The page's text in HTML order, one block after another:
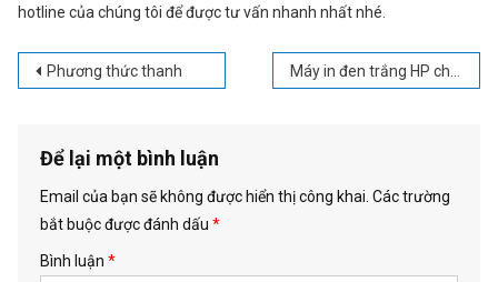
hotline của chúng tôi để được tư vấn nhanh nhất nhé.
Điều
hướng
viết
Phương thức thanh
Để lại một bình luận
Email của bạn sẽ không được hiển thị công khai. Các trường
bắt buộc được đánh dấu *
Bình luận *
Gửi thông tin